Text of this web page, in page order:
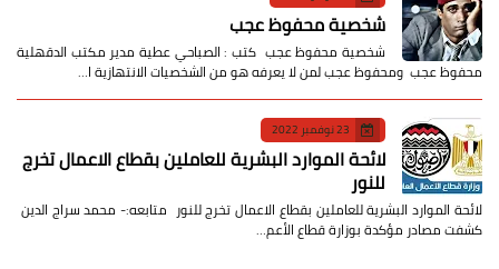
شخصية محفوظ عجب
شخصية محفوظ عجب كتب : الصباحي عطية مدير مكتب الدقهلية
محفوظ عجب ومحفوظ عجب لمن لا يعرفه هو من الشخصيات الانتهازية ا…
23 نوفمبر 2022
لائحة الموارد البشرية للعاملين بقطاع الاعمال تخرج
للنور
لائحة الموارد البشرية للعاملين بقطاع الاعمال تخرج للنور متابعه:- محمد سراج الدين
كشفت مصادر مؤكدة بوزارة قطاع الأعم…